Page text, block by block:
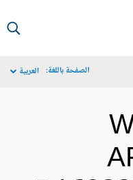
الصفحة باللغة: العربية